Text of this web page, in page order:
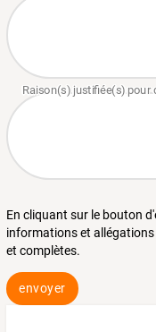
En cliquant sur le bouton
informations et
et complètes.
envoyer